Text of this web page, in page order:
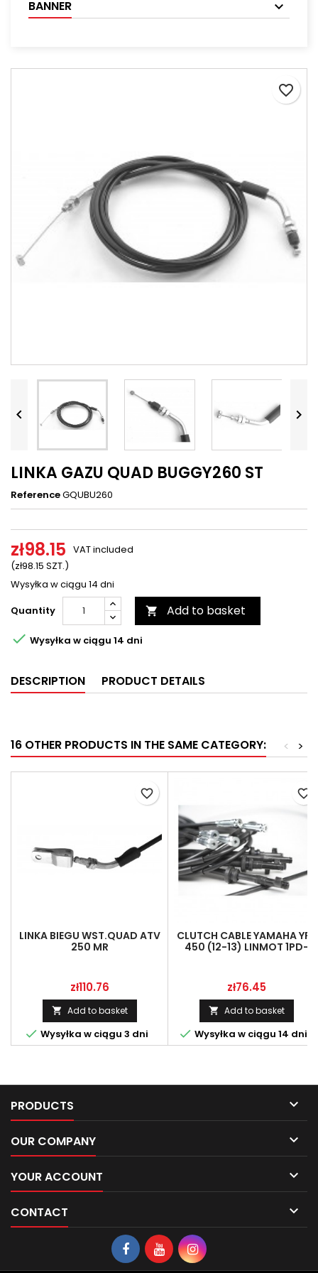
BANNER
favorite_border
 
 
LINKA GAZU QUAD BUGGY260 ST
ReferenceGQUBU260
zł98.15
(zł98.15 SZT.)
VAT included
Wysyłka w ciągu 14 dni
Quantity
 Add to basket
 Wysyłka w ciągu 14 dni
DESCRIPTION PRODUCT DETAILS
16 OTHER PRODUCTS IN THE SAME CATEGORY: >
<
LINKA BIEGU WST.QUAD ATV
250 MR
Price
zł110.76
 Add to basket
 Wysyłka w ciągu 3 dni
favorite_border
CLUTCH CABLE YAMAHA YFZ
450 (12-13) LINMOT 1PD-
Price
zł76.45
 Add to basket
 Wysyłka w ciągu 14 dni
favorite_border
PRODUCTS 
OUR COMPANY 
YOUR ACCOUNT 
CONTACT 